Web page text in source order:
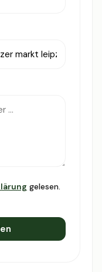
gelesen.